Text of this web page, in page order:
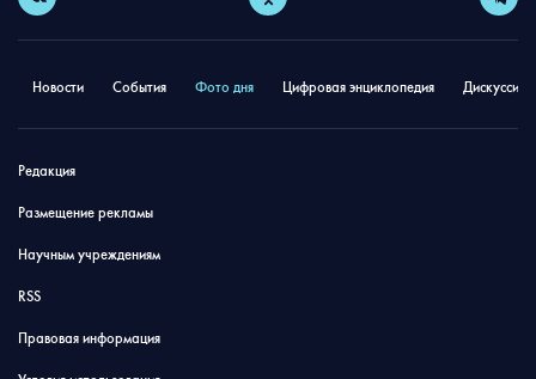
Новости События Фото дня Цифровая энциклопедия
Редакция
Размещение рекламы
Научным учреждениям
RSS
Правовая информация